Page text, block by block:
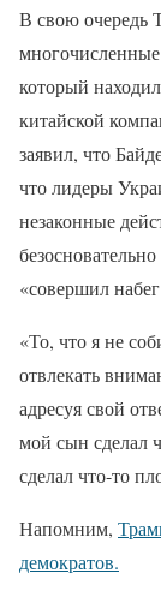
В свою очередь
который
китайской
заявил, что
что лидеры
незаконные
«совершил
«То, что я не
отвлекать
адресуя свой
мой сын сделал
сделал что-то
Напомним,
демократов.